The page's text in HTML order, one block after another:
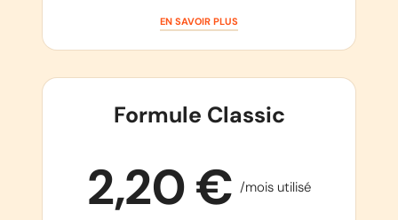
EN SAVOIR PLUS
Formule Classic
2,20 € /mois utilisé